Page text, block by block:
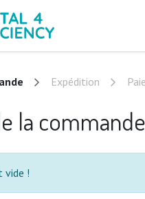
Expédition
la commande
vide !